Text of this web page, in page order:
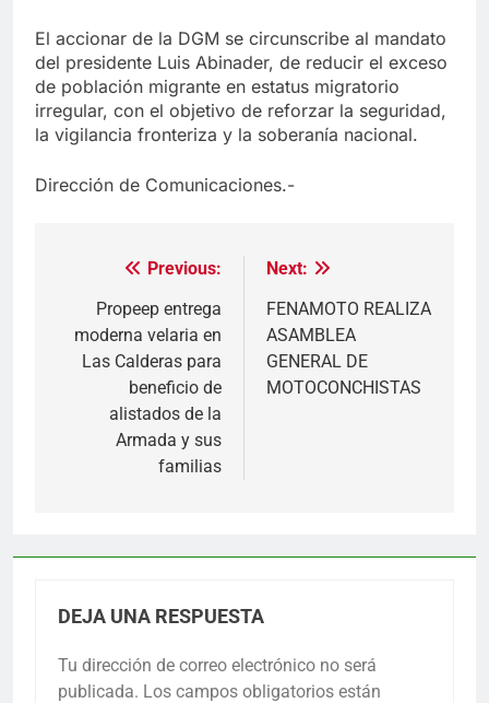
El accionar de la DGM se circunscribe al mandato
del presidente Luis Abinader, de reducir el exceso
de población migrante en estatus migratorio
irregular, con el objetivo de reforzar la seguridad,
la vigilancia fronteriza y la soberanía nacional.
Dirección de Comunicaciones.-
Navegación
entradas
Previous:
Propeep entrega
moderna velaria en
Las Calderas para
beneficio de
alistados de la
Armada y sus
familias
Next:
FENAMOTO REALIZA
ASAMBLEA
GENERAL DE
MOTOCONCHISTAS
DEJA UNA RESPUESTA
Tu dirección de correo electrónico no será
publicada. Los campos obligatorios están